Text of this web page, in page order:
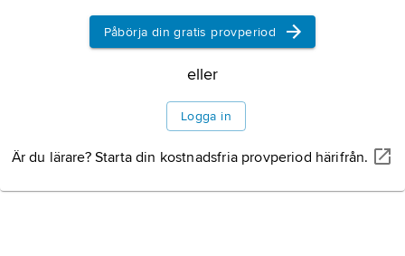
Politiska partier
Information om artikeln
Påbörja din gratis provperiod
eller
Logga in
Är du lärare? Starta din kostnadsfria provperiod härifrån.